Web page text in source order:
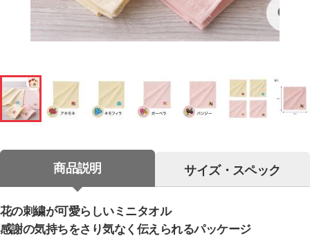
商品説明 サイズ・スペック
花の刺繍が可愛らしいミニタオル
感謝の気持ちをさり気なく伝えられるパッケージ